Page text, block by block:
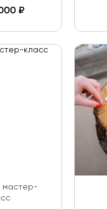
₽
мастер-